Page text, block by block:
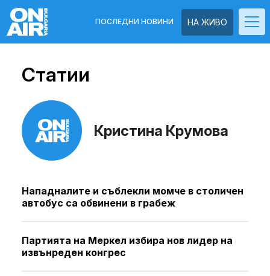
НА ЖИВО
ПОСЛЕДНИ НОВИНИ
Статии
Кристина Крумова
Нападналите и съблекли момче в столичен
автобус са обвинени в грабеж
Партията на Меркел избира нов лидер на
извънреден конгрес